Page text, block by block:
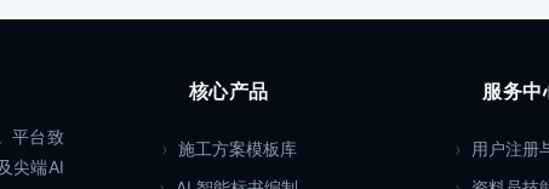
平台致
尖端AI
核心产品
施工方案模板库
服务中
用户注册